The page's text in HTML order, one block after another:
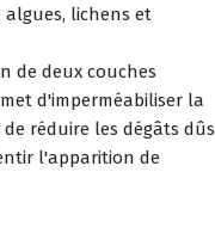
lichens et
de deux couches
d'imperméabiliser la
réduire les dégâts dûs
l'apparition de